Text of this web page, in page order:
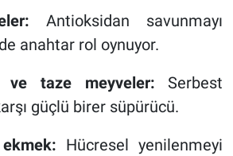
Antioksidan savunmayı
anahtar rol oynuyor.
ve taze meyveler: Serbest
güçlü birer süpürücü.
Hücresel yenilenmeyi